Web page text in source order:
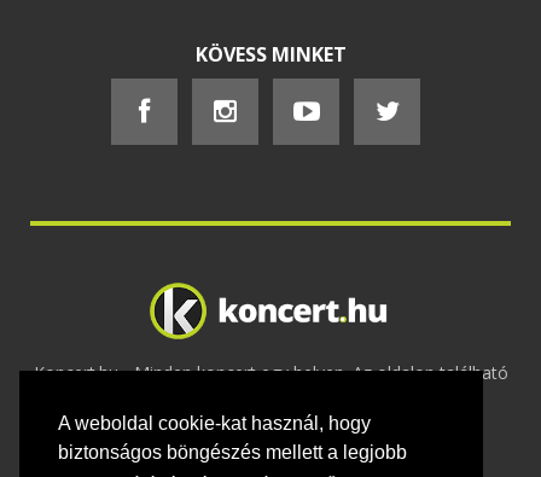
A weboldal cookie-kat használ, hogy
biztonságos böngészés mellett a legjobb
KÖVESS MINKET
Koncert.hu - Minden koncert egy helyen. Az oldalon található
2020 Adatvédelem-ÁSZF-Felhasználási
feltételek-Webmaster- Kapcsolat és üzenet küldés